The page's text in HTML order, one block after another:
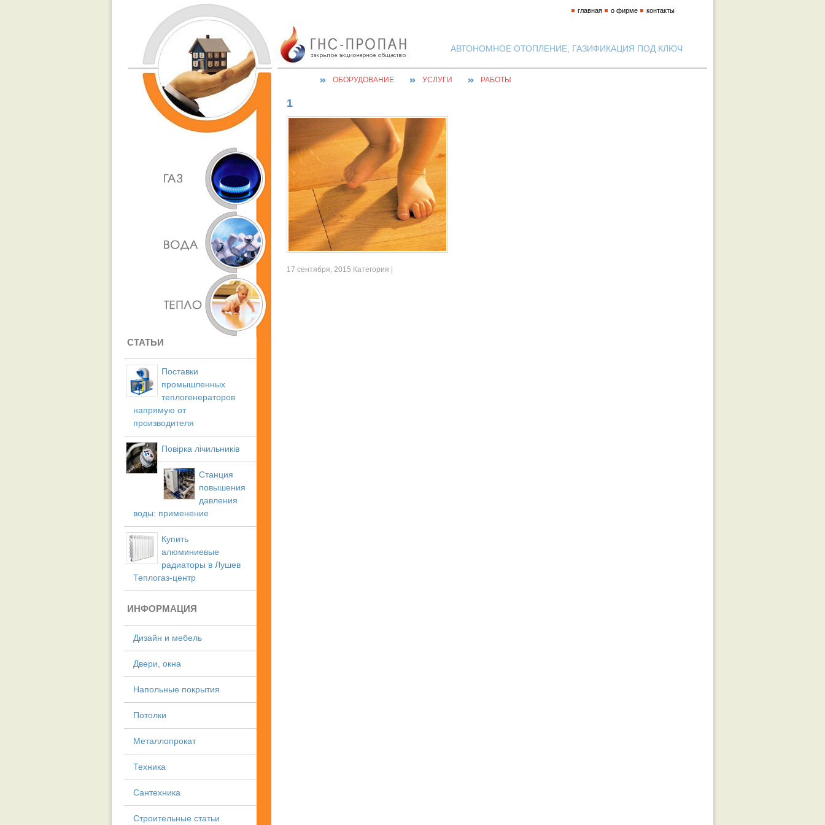
АВТОНОМНОЕ ОТОПЛЕНИЕ, ГАЗИФИКАЦИЯ ПОД КЛЮЧ
главная о фирме контакты
ОБОРУДОВАНИЕ УСЛУГИ РАБОТЫ
СТАТЬИ
Поставки
промышленных
теплогенераторов
напрямую от
производителя
Повірка лічильників
Станция
повышения
давления
воды: применение
Купить
алюминиевые
радиаторы в Лушев
Теплогаз-центр
ИНФОРМАЦИЯ
Дизайн и мебель
Двери, окна
Напольные покрытия
Потолки
Металлопрокат
Техника
Сантехника
Строительные статьи
1
17 сентября, 2015 Категория |